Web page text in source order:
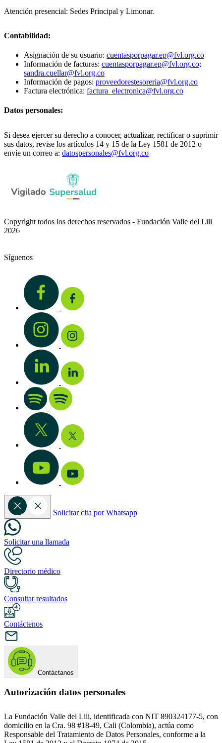
Atención presencial: Sedes Principal y Limonar.
Contabilidad:
Asignación de su usuario: cuentasporpagar.ep@fvl.org.co
Información de facturas: cuentasporpagar.ep@fvl.org.co;
sandra.cuellar@fvl.org.co
Información de pagos: proveedorestesoreria@fvl.org.co
Factura electrónica: factura_electronica@fvl.org.co
Datos personales:
Si desea ejercer su derecho a conocer, actualizar, rectificar o suprimir
sus datos, revise los artículos 14 y 15 de la Ley 1581 de 2012 o
envíe un correo a: datospersonales@fvl.org.co
Copyright todos los derechos reservados - Fundación Valle del Lili
2026
Síguenos
Solicitar cita por Whatsapp
Solicitar una llamada
Directorio médico
Consultar resultados
Contáctenos
Contáctanos
Autorización datos personales
La Fundación Valle del Lili, identificada con NIT 890324177-5, con
domicilio en la Cra. 98 #18-49, Cali (Colombia), actúa como
Responsable del Tratamiento de Datos Personales, conforme a la